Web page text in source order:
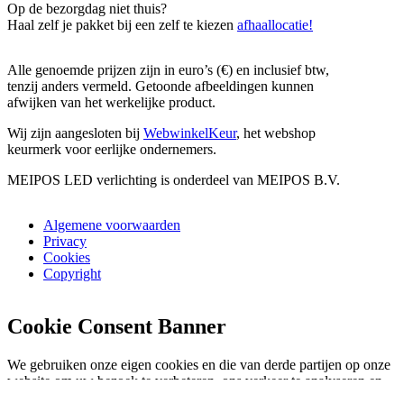
Op de bezorgdag niet thuis?
Haal zelf je pakket bij een zelf te kiezen afhaallocatie!
Alle genoemde prijzen zijn in euro’s (€) en inclusief btw,
tenzij anders vermeld. Getoonde afbeeldingen kunnen
afwijken van het werkelijke product.
Wij zijn aangesloten bij WebwinkelKeur, het webshop
keurmerk voor eerlijke ondernemers.
MEIPOS LED verlichting is onderdeel van MEIPOS B.V.
Algemene voorwaarden
Privacy
Cookies
Copyright
Cookie Consent Banner
We gebruiken onze eigen cookies en die van derde partijen op onze
website om uw bezoek te verbeteren, ons verkeer te analyseren en